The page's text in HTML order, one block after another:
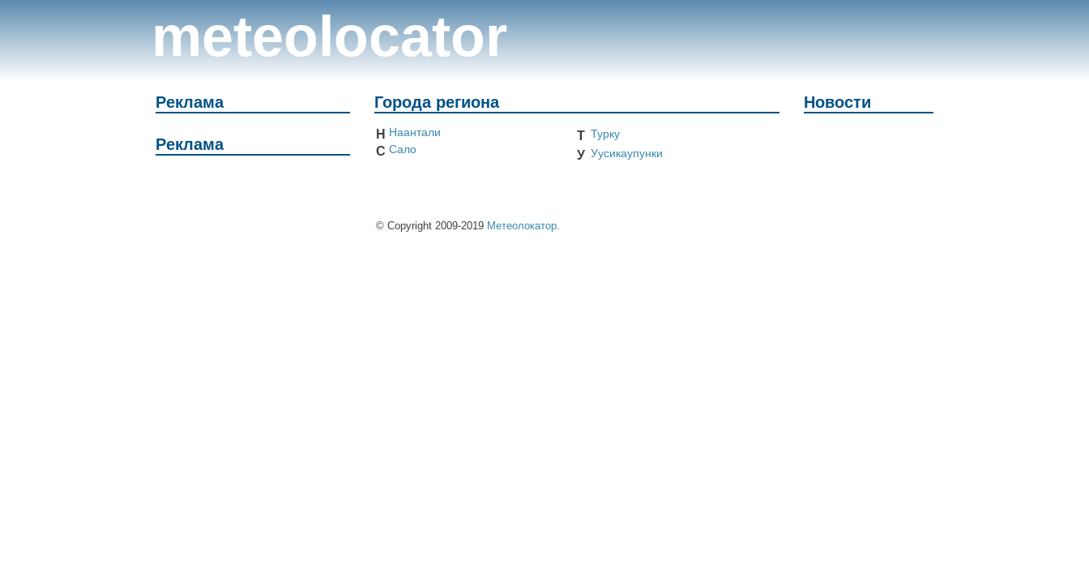
meteolocator
Реклама
Реклама
Города региона
Н Наантали
С Сало
Т Турку
У Уусикаупунки
© Copyright 2009-2019 Метеолокатор.
Новости